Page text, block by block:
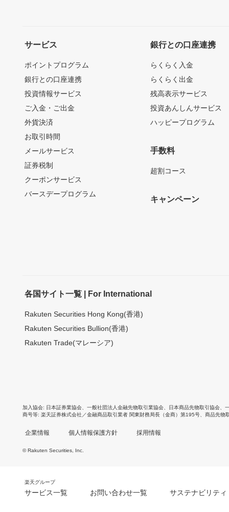
サービス
ポイントプログラム
銀行との口座連携
投資情報サービス
ご入金・ご出金
外貨決済
お取引時間
メールサービス
証券税制
クーポンサービス
バースデープログラム
銀行との口座連携
らくらく入金
らくらく出金
残高表示サービス
投資あんしんサービス
ハッピープログラム
手数料
超割コース
キャンペーン
各国サイト一覧 | For International
Rakuten Securities Hong Kong(香港)
Rakuten Securities Bullion(香港)
Rakuten Trade(マレーシア)
加入協会 日本証券業協会 一般社団法人金融先物取引業協会 日本商品先物取引協会
商号等 楽天証券株式会社／金融商品取引業者 関東財務局長（金商）第195号、商品先物
企業情報 個人情報保護方針 採用情報
© Rakuten Securities, Inc.
楽天グループ
サービス一覧 お問い合わせ一覧 サステナビリティ